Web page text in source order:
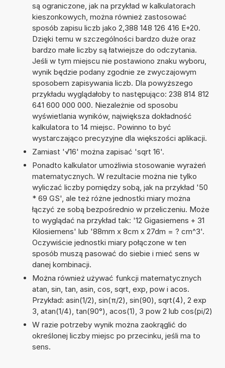
są ograniczone, jak na przykład w kalkulatorach
kieszonkowych, można również zastosować
sposób zapisu liczb jako 2,388 148 126 416 E+20.
Dzięki temu w szczególności bardzo duże oraz
bardzo małe liczby są łatwiejsze do odczytania.
Jeśli w tym miejscu nie postawiono znaku wyboru,
wynik będzie podany zgodnie ze zwyczajowym
sposobem zapisywania liczb. Dla powyższego
przykładu wyglądałoby to następująco: 238 814 812
641 600 000 000. Niezależnie od sposobu
wyświetlania wyników, największa dokładność
kalkulatora to 14 miejsc. Powinno to być
wystarczająco precyzyjne dla większości aplikacji.
Zamiast '√16' można zapisać 'sqrt 16'.
Ponadto kalkulator umożliwia stosowanie wyrażeń
matematycznych. W rezultacie można nie tylko
wyliczać liczby pomiędzy sobą, jak na przykład '50
* 69 GS', ale też różne jednostki miary można
łączyć ze sobą bezpośrednio w przeliczeniu. Może
to wyglądać na przykład tak: '12 Gigasiemens + 31
Kilosiemens' lub '88mm x 8cm x 27dm = ? cm^3'.
Oczywiście jednostki miary połączone w ten
sposób muszą pasować do siebie i mieć sens w
danej kombinacji.
Można również używać funkcji matematycznych
atan, sin, tan, asin, cos, sqrt, exp, pow i acos.
Przykład: asin(1/2), sin(π/2), sin(90), sqrt(4), 2 exp
3, atan(1/4), tan(90°), acos(1), 3 pow 2 lub cos(pi/2)
W razie potrzeby wynik można zaokrąglić do
określonej liczby miejsc po przecinku, jeśli ma to
sens.